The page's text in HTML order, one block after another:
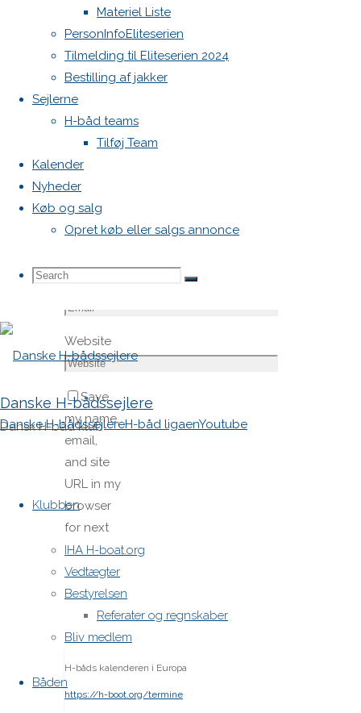
Materiel Liste
PersonInfoEliteserien
Tilmelding til Eliteserien 2024
Bestilling af jakker
Sejlerne
H-båd teams
Tilføj Team
Kalender
Nyheder
Køb og salg
Opret køb eller salgs annonce
Search
Search
Search
Danske H-bådssejlere
Dansk H-båd klub
Danske H-bådssejlereH-båd ligaenYoutube
Klubben
IHA H-boat.org
Vedtægter
Bestyrelsen
Referater og regnskaber
Bliv medlem
Båden
felter er
markeret
med*
Comment
Name*
Website
Save
my name,
email,
and site
URL in my
browser
for next
time I
post a
comment.
H-båds kalenderen i Europa
https://h-boot.org/termine